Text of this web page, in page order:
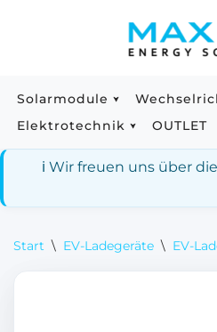
springen
Solarmodule
Elektrotechnik
OUTLET
ℹ️ Wir freuen uns über
Start \ EV-Ladegeräte \ EV-